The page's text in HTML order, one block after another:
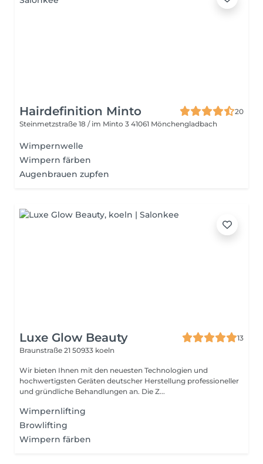
Hairdefinition Minto
20
Steinmetzstraße 18 / im Minto 3 41061 Mönchengladbach
Wimpernwelle
Wimpern färben
Augenbrauen zupfen
Luxe Glow Beauty
13
Braunstraße 21 50933 koeln
Wir bieten Ihnen mit den neuesten Technologien und
hochwertigsten Geräten deutscher Herstellung professioneller
und gründliche Behandlungen an. Die Z...
Wimpernlifting
Browlifting
Wimpern färben